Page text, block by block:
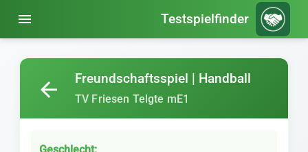
menu Testspielfinder
Freundschaftsspiel | Handball
TV Friesen Telgte mE1
arrow_back